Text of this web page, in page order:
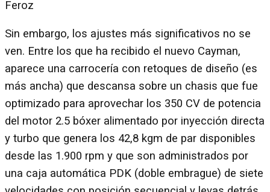
Feroz
Sin embargo, los ajustes más significativos no se
ven. Entre los que ha recibido el nuevo Cayman,
aparece una carrocería con retoques de diseño (es
más ancha) que descansa sobre un chasis que fue
optimizado para aprovechar los 350 CV de potencia
del motor 2.5 bóxer alimentado por inyección directa
y turbo que genera los 42,8 kgm de par disponibles
desde las 1.900 rpm y que son administrados por
una caja automática PDK (doble embrague) de siete